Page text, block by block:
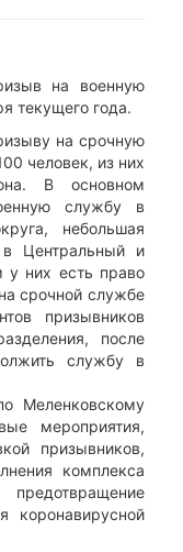
на военную
текущего года.
на срочную
человек, из них
В основном
службу в
небольшая
Центральный и
них есть право
срочной службе
призывников
после
службу в
Меленковскому
мероприятия,
призывников,
комплекса
коронавирусной